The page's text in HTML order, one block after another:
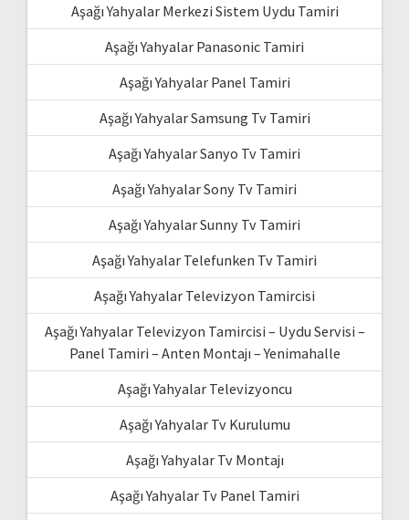
Aşağı Yahyalar Merkezi Sistem Uydu Tamiri
Aşağı Yahyalar Panasonic Tamiri
Aşağı Yahyalar Panel Tamiri
Aşağı Yahyalar Samsung Tv Tamiri
Aşağı Yahyalar Sanyo Tv Tamiri
Aşağı Yahyalar Sony Tv Tamiri
Aşağı Yahyalar Sunny Tv Tamiri
Aşağı Yahyalar Telefunken Tv Tamiri
Aşağı Yahyalar Televizyon Tamircisi
Aşağı Yahyalar Televizyon Tamircisi – Uydu Servisi –
Panel Tamiri – Anten Montajı – Yenimahalle
Aşağı Yahyalar Televizyoncu
Aşağı Yahyalar Tv Kurulumu
Aşağı Yahyalar Tv Montajı
Aşağı Yahyalar Tv Panel Tamiri